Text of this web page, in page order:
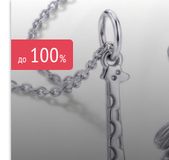
до 100%